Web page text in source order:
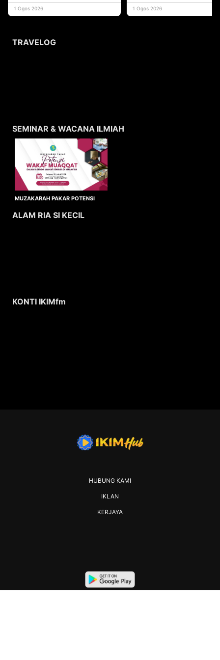
yang memberi ma
1 Ogos 2026
1 Ogos 2026
TRAVELOG
SEMINAR & WACANA ILMIAH
MUZAKARAH PAKAR POTENSI
ALAM RIA SI KECIL
KONTI IKIMfm
HUBUNG KAMI
IKLAN
KERJAYA